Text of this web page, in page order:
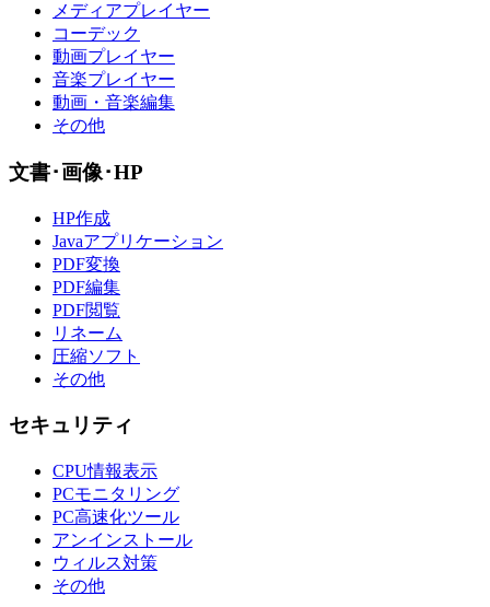
メディアプレイヤー
コーデック
動画プレイヤー
音楽プレイヤー
動画・音楽編集
その他
文書･画像･HP
HP作成
Javaアプリケーション
PDF変換
PDF編集
PDF閲覧
リネーム
圧縮ソフト
その他
セキュリティ
CPU情報表示
PCモニタリング
PC高速化ツール
アンインストール
ウィルス対策
その他